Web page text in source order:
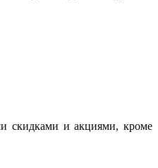
скидками и акциями, кроме